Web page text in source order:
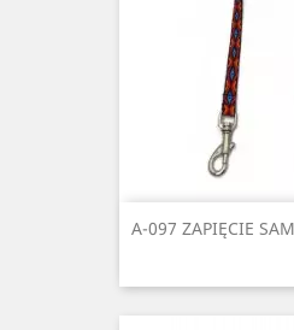
A-097 ZAPIĘCIE